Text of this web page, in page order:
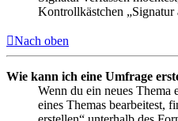
Kontrollkästchen „Signatur
Nach oben
Wie kann ich eine Umfrage
Wenn du ein neues Thema
eines Themas bearbeitest,